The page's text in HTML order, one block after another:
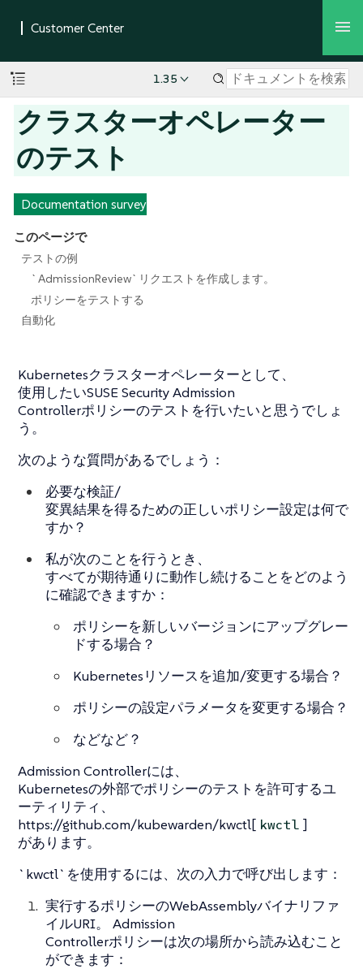
1.35
クラスターオペレーター
のテスト
Documentation survey
このページで
テストの例
`AdmissionReview`リクエストを作成します。
ポリシーをテストする
自動化
Kubernetesクラスターオペレーターとして、
使用したいSUSE Security Admission
Controllerポリシーのテストを行いたいと思うでしょ
う。
次のような質問があるでしょう：
必要な検証/
変異結果を得るための正しいポリシー設定は何で
すか？
私が次のことを行うとき、
すべてが期待通りに動作し続けることをどのよう
に確認できますか：
ポリシーを新しいバージョンにアップグレー
ドする場合？
Kubernetesリソースを追加/変更する場合？
ポリシーの設定パラメータを変更する場合？
などなど？
Admission Controllerには、
Kubernetesの外部でポリシーのテストを許可するユ
ーティリティ、
https://github.com/kubewarden/kwctl[ kwctl ]
があります。
`kwctl`を使用するには、次の入力で呼び出します：
実行するポリシーのWebAssemblyバイナリファ
イルURI。 Admission
Controllerポリシーは次の場所から読み込むこと
ができます：